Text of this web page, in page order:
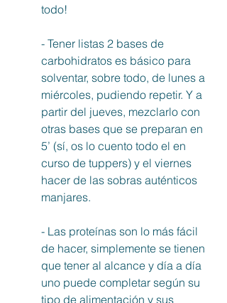
todo!
- Tener listas 2 bases de
carbohidratos es básico para
solventar, sobre todo, de lunes a
miércoles, pudiendo repetir. Y a
partir del jueves, mezclarlo con
otras bases que se preparan en
5’ (sí, os lo cuento todo el en
curso de tuppers) y el viernes
hacer de las sobras auténticos
manjares.
- Las proteínas son lo más fácil
de hacer, simplemente se tienen
que tener al alcance y día a día
uno puede completar según su
tipo de alimentación y sus